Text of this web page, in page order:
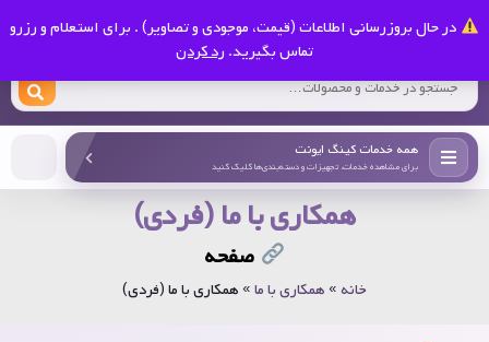
در حال بروزرسانی اطلاعات (قیمت، موجودی و تصاویر) . برای استعلام و رزرو
تماس بگیرید. رد کردن
کینگ ایونت
همه خدمات کینگ ایونت
برای مشاهده خدمات، تجهیزات و دسته‌بندی‌ها کلیک کنید
همکاری با ما (فردی)
صفحه
خانه»همکاری با ما»همکاری با ما (فردی)